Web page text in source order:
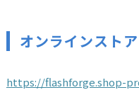
オンラインストア
https://flashforge.shop-